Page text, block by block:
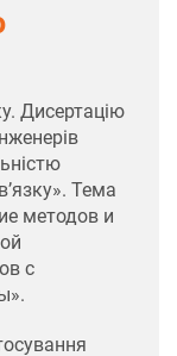
Дисертацію
Тема
методов и
с